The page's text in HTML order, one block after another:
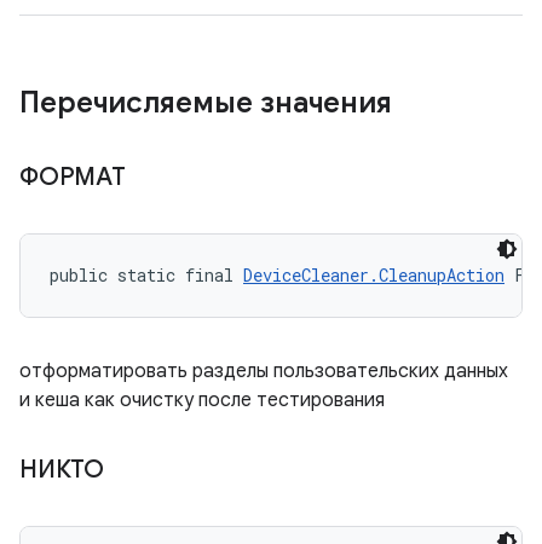
Перечисляемые значения
ФОРМАТ
public static final DeviceCleaner.CleanupAction
отформатировать разделы пользовательских данных
и кеша как очистку после тестирования
НИКТО